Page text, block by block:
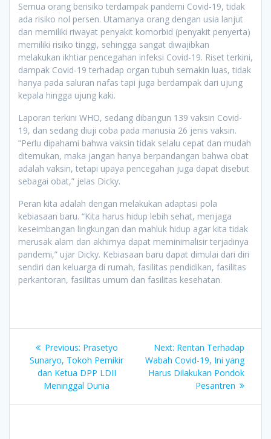
Semua orang berisiko terdampak pandemi Covid-19, tidak
ada risiko nol persen. Utamanya orang dengan usia lanjut
dan memiliki riwayat penyakit komorbid (penyakit penyerta)
memiliki risiko tinggi, sehingga sangat diwajibkan
melakukan ikhtiar pencegahan infeksi Covid-19. Riset terkini,
dampak Covid-19 terhadap organ tubuh semakin luas, tidak
hanya pada saluran nafas tapi juga berdampak dari ujung
kepala hingga ujung kaki.
Laporan terkini WHO, sedang dibangun 139 vaksin Covid-
19, dan sedang diuji coba pada manusia 26 jenis vaksin.
“Perlu dipahami bahwa vaksin tidak selalu cepat dan mudah
ditemukan, maka jangan hanya berpandangan bahwa obat
adalah vaksin, tetapi upaya pencegahan juga dapat disebut
sebagai obat,” jelas Dicky.
Peran kita adalah dengan melakukan adaptasi pola
kebiasaan baru. “Kita harus hidup lebih sehat, menjaga
keseimbangan lingkungan dan mahluk hidup agar kita tidak
merusak alam dan akhirnya dapat meminimalisir terjadinya
pandemi,” ujar Dicky. Kebiasaan baru dapat dimulai dari diri
sendiri dan keluarga di rumah, fasilitas pendidikan, fasilitas
perkantoran, fasilitas umum dan fasilitas kesehatan.
Post
navigation
Previous: Previous
post:
Prasetyo
Sunaryo, Tokoh Pemikir
dan Ketua DPP LDII
Meninggal Dunia
Next: Next
post:
Rentan Terhadap
Wabah Covid-19, Ini yang
Harus Dilakukan Pondok
Pesantren